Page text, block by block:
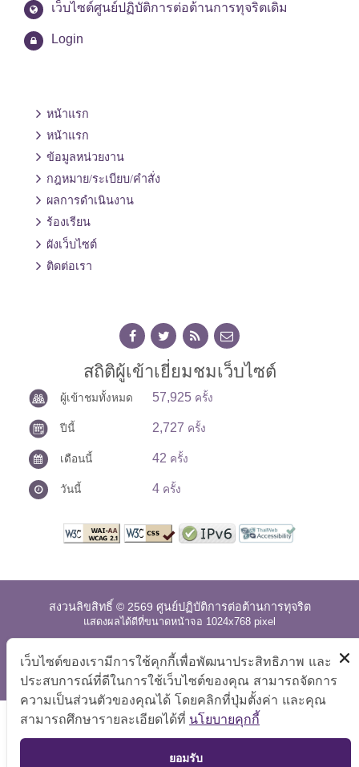
เว็บไซต์ศูนย์ปฏิบัติการต่อต้านการทุจริตเดิม
Login
หน้าแรก
หน้าแรก
ข้อมูลหน่วยงาน
กฎหมาย/ระเบียบ/คำสั่ง
ผลการดำเนินงาน
ร้องเรียน
ผังเว็บไซต์
ติดต่อเรา
สถิติผู้เข้าเยี่ยมชมเว็บไซต์
ผู้เข้าชมทั้งหมด 57,925 ครั้ง
ปีนี้ 2,727 ครั้ง
เดือนนี้ 42 ครั้ง
วันนี้ 4 ครั้ง
สงวนลิขสิทธิ์ © 2569 ศูนย์ปฏิบัติการต่อต้านการทุจริต
แสดงผลได้ดีที่ขนาดหน้าจอ 1024x768 pixel
แผนผังเว็บไซต์ คำถามที่พบบ่อย นโยบายเว็บไซต์
|
การปฏิเสธความรับผิด
TOP
เว็บไซต์ของเรามีการใช้คุกกี้เพื่อพัฒนาประสิทธิภาพ และ
ประสบการณ์ที่ดีในการใช้เว็บไซต์ของคุณ สามารถจัดการ
ความเป็นส่วนตัวของคุณได้ โดยคลิกที่ปุ่มตั้งค่า และคุณ
สามารถศึกษารายละเอียดได้ที่ นโยบายคุกกี้
ยอมรับ